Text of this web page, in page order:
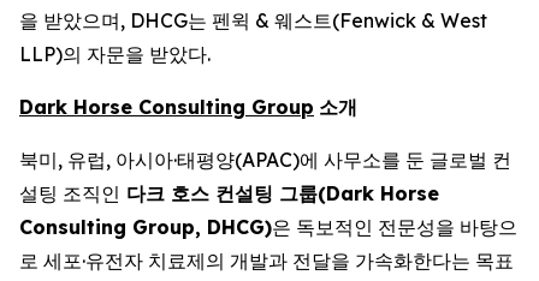
을 받았으며, DHCG는 펜윅 & 웨스트(Fenwick & West
LLP)의 자문을 받았다.
Dark Horse Consulting Group 소개
북미, 유럽, 아시아·태평양(APAC)에 사무소를 둔 글로벌 컨
설팅 조직인 다크 호스 컨설팅 그룹(Dark Horse
Consulting Group, DHCG)은 독보적인 전문성을 바탕으
로 세포·유전자 치료제의 개발과 전달을 가속화한다는 목표